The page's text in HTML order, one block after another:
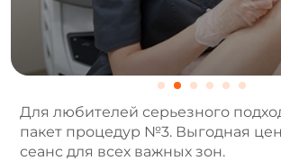
Для любителей серьезного
пакет процедур №3. Выгодная
сеанс для всех важных зон.